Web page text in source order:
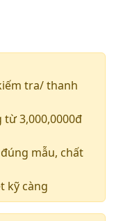
tra/ thanh
từ 3,000,0000đ
mẫu, chất
kỹ càng